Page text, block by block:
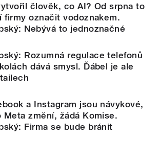
člověk, co AI? Od srpna to
firmy označit vodoznakem.
Nebývá to jednoznačné
Rozumná regulace telefonů
dává smysl. Ďábel je ale
a Instagram jsou návykové,
Meta změní, žádá Komise.
Firma se bude bránit